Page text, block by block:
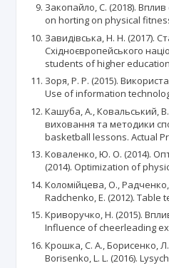
Закопайло, С. (2018).
on horting on physical
Завидівська, Н. Н. (2017).
Східноєвропейського
students of higher
Зоря, Р. Р. (2015).
Use of information
Кашуба, А., Ковальський, В.
виховання та методики
basketball lessons. Actual
Коваленко, Ю. О. (2014).
(2014). Optimization of
Коломійцева, О., Радченко,
Radchenko, E. (2012).
Криворучко, Н. (2015).
Influence of cheerleading
Крошка, С. А., Борисенко, Л.
Borisenko, L. L. (2016).